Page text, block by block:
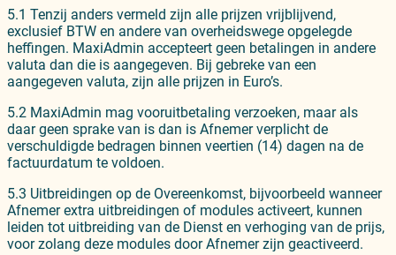
5.1 Tenzij anders vermeld zijn alle prijzen vrijblijvend,
exclusief BTW en andere van overheidswege opgelegde
heffingen. MaxiAdmin accepteert geen betalingen in andere
valuta dan die is aangegeven. Bij gebreke van een
aangegeven valuta, zijn alle prijzen in Euro’s.
5.2 MaxiAdmin mag vooruitbetaling verzoeken, maar als
daar geen sprake van is dan is Afnemer verplicht de
verschuldigde bedragen binnen veertien (14) dagen na de
factuurdatum te voldoen.
5.3 Uitbreidingen op de Overeenkomst, bijvoorbeeld wanneer
Afnemer extra uitbreidingen of modules activeert, kunnen
leiden tot uitbreiding van de Dienst en verhoging van de prijs,
voor zolang deze modules door Afnemer zijn geactiveerd.